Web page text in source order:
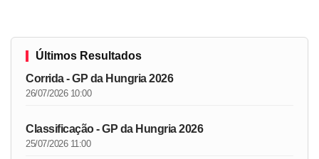
Últimos Resultados
Corrida - GP da Hungria 2026
26/07/2026 10:00
Classificação - GP da Hungria 2026
25/07/2026 11:00